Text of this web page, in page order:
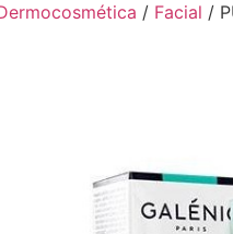
/ Facial /